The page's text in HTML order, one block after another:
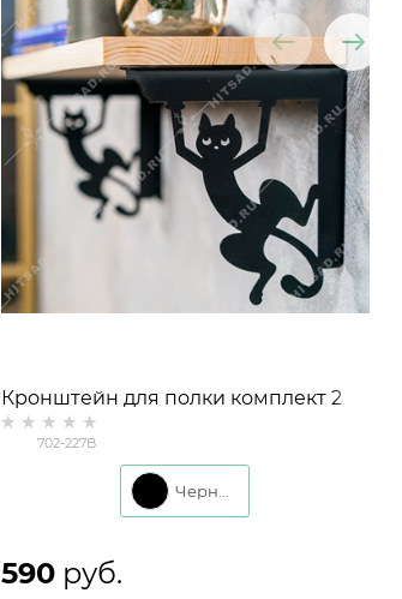
Кронштейн для полки комплект 2
шт 702-227 металл
702-227B
590 руб.